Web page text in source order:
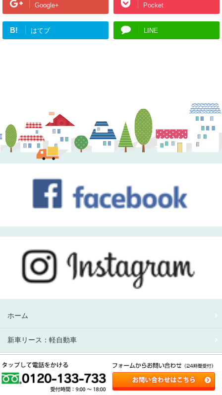
Google+ Pocket
B! はてブ LINE
ホーム
新車リース：軽自動車
新車リース：アルファード